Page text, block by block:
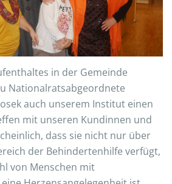
in der Gemeinde
Nationalratsabgeordnete
auch unserem Institut einen
mit unseren Kundinnen und
dass sie nicht nur über
der Behindertenhilfe verfügt,
von Menschen mit